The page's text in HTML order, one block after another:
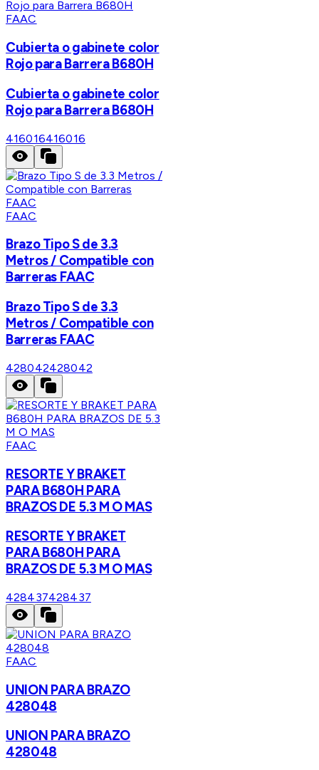
FAAC
Cubierta o gabinete color
Rojo para Barrera B680H
Cubierta o gabinete color
Rojo para Barrera B680H
416016416016
FAAC
Brazo Tipo S de 3.3
Metros / Compatible con
Barreras FAAC
Brazo Tipo S de 3.3
Metros / Compatible con
Barreras FAAC
428042428042
FAAC
RESORTE Y BRAKET
PARA B680H PARA
BRAZOS DE 5.3 M O MAS
RESORTE Y BRAKET
PARA B680H PARA
BRAZOS DE 5.3 M O MAS
428437428437
FAAC
UNION PARA BRAZO
428048
UNION PARA BRAZO
428048